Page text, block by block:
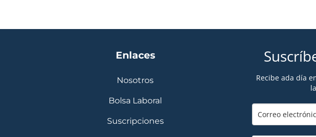
Enlaces
Nosotros
Bolsa Laboral
Suscripciones
Recibe ada día